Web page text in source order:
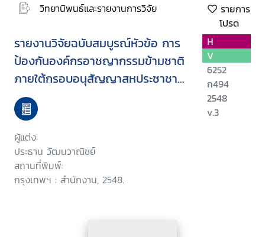
วิทยานิพนธ์และรายงานการวิจัย
รายการ
โปรด
รายงานวิจัยฉบับสมบูรณ์หัวข้อ การ
ป้องกันองค์กรอาชญากรรมข้ามชาติ
ภายใต้กรอบอนุสัญญาสหประชาชาติ
ว่าด้วยการต่อต้านอาชญากรรมข้าม
ชาติที่จัดตั้งในลักษณะองค์กร ค.ศ.
2000 ข้อ 31
ผู้แต่ง:
ประธาน วัฒนวาณิชย์
สถานที่พิมพ์:
กรุงเทพฯ : สำนักงาน, 2548.
H
V
6252
ก494
2548
v.3